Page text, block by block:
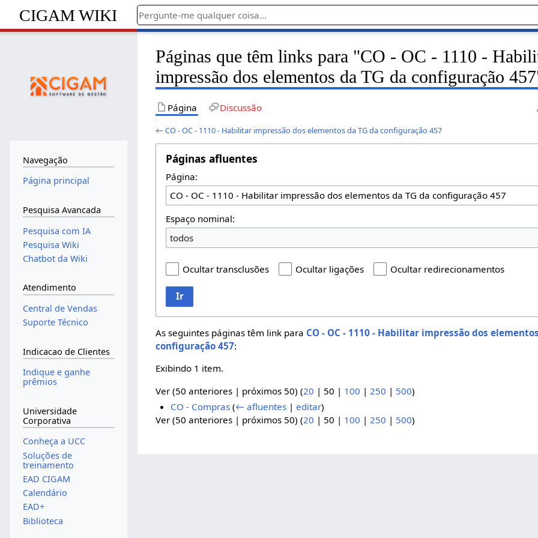
CIGAM WIKI
Páginas que têm links para "CO - OC - 1110 -
impressão dos elementos da TG da configuração
Página Discussão
←CO - OC - 1110 - Habilitar impressão dos elementos da TG da configuração 457
Páginas afluentes
Página:
Espaço nominal:
todos
Ocultar transclusões Ocultar ligações Ocultar redirecionamentos
Ir
As seguintes páginas têm link para CO - OC - 1110 - Habilitar impressão dos
configuração 457:
Exibindo 1 item.
Ver (50 anteriores | próximos 50) (20 | 50 | 100 | 250 | 500)
CO - Compras (← afluentes| editar)
Ver (50 anteriores | próximos 50) (20 | 50 | 100 |250 | 500)
Navegação
Página principal
Pesquisa Avancada
Pesquisa com IA
Pesquisa Wiki
Chatbot da Wiki
Atendimento
Central de Vendas
Suporte Técnico
Indicacao de Clientes
Indique e ganhe
prêmios
Universidade
Corporativa
Conheça a UCC
Soluções de
treinamento
EAD CIGAM
Calendário
EAD+
Biblioteca